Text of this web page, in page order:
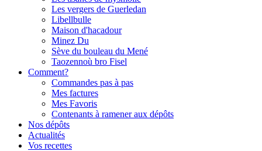
Les vergers de Guerledan
Libellbulle
Maison d'hacadour
Minez Du
Sève du bouleau du Mené
Taozennoù bro Fisel
Comment?
Commandes pas à pas
Mes factures
Mes Favoris
Contenants à ramener aux dépôts
Nos dépôts
Actualités
Vos recettes